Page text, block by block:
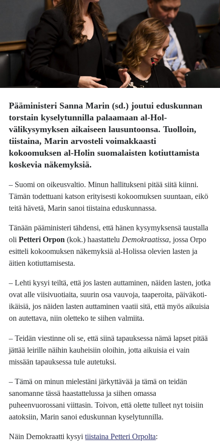
Pääministeri Sanna Marin (sd.) joutui eduskunnan
torstain kyselytunnilla palaamaan al-Hol-
välikysymyksen aikaiseen lausuntoonsa. Tuolloin,
tiistaina, Marin arvosteli voimakkaasti
kokoomuksen al-Holin suomalaisten kotiuttamista
koskevia näkemyksiä.
– Suomi on oikeusvaltio. Minun hallitukseni pitää siitä kiinni.
Tämän todettuani katson erityisesti kokoomuksen suuntaan, eikö
teitä hävetä, Marin sanoi tiistaina eduskunnassa.
Tänään pääministeri tähdensi, että hänen kysymyksensä taustalla
oliPetteri Orpon (kok.) haastatteluDemokraatissa, jossa Orpo
esitteli kokoomuksen näkemyksiä al-Holissa olevien lasten ja
äitien kotiuttamisesta.
– Lehti kysyi teiltä, että jos lasten auttaminen, näiden lasten, jotka
ovat alle viisivuotiaita, suurin osa vauvoja, taaperoita, päiväkoti-
ikäisiä, jos näiden lasten auttaminen vaatii sitä, että myös aikuisia
on autettava, niin oletteko te siihen valmiita.
– Teidän viestinne oli se, että siinä tapauksessa nämä lapset pitää
jättää leirille näihin kauheisiin oloihin, jotta aikuisia ei vain
missään tapauksessa tule autetuksi.
– Tämä on minun mielestäni järkyttävää ja tämä on teidän
sanomanne tässä haastattelussa ja siihen omassa
puheenvuorossani viittasin. Toivon, että olette tulleet nyt toisiin
aatoksiin, Marin sanoi eduskunnan kyselytunnilla.
Näin Demokraatti kysyitiistaina Petteri Orpolta: